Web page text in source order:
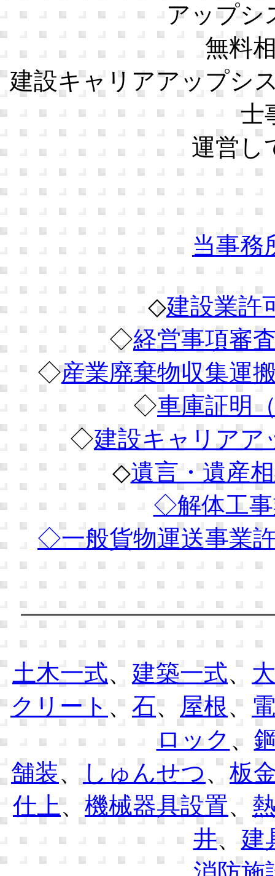
アップシ
無料
建設キャリアアップシ
士
運営し
当事務
◇建設業許
◇経営事項審
◇産業廃棄物収集運
◇車庫証明
◇建設キャリアア
◇遺言・遺産
◇解体工事
◇一般貨物運送事業
土木一式、 建築一式、
クリート 、 石、 屋根、
ロック 、
舗装、 しゅんせつ、 板
仕上、 機械器具設置、
井、 建